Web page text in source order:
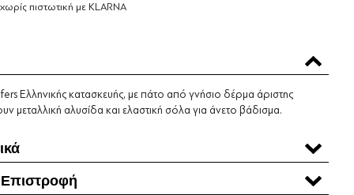
πιστωτική με KLARNA
Ελληνικής κατασκευής, με πάτο από γνήσιο δέρμα άριστης
μεταλλική αλυσίδα και ελαστική σόλα για άνετο βάδισμα.